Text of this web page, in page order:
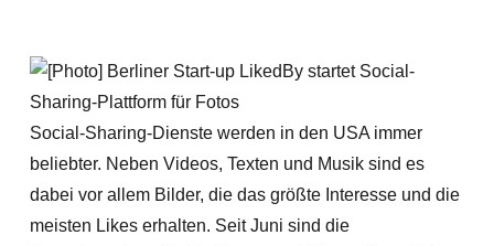
Social-Sharing-Dienste werden in den USA immer
beliebter. Neben Videos, Texten und Musik sind es
dabei vor allem Bilder, die das größte Interesse und die
meisten Likes erhalten. Seit Juni sind die